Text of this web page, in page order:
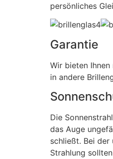
persönliches
Garantie
Wir bieten
in andere
Die
das Auge
schließt. Bei
Strahlung